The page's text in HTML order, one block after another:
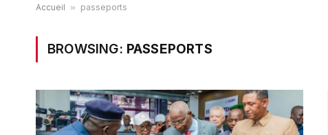
Accueil » passeports
BROWSING: PASSEPORTS